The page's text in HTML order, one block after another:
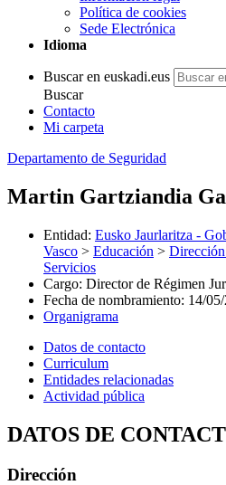
Política de cookies
Sede Electrónica
Idioma
Buscar en euskadi.eus
Buscar
Contacto
Mi carpeta
Departamento de Seguridad
Martin Gartziandia
Entidad: Eusko Jaurlaritza -
Vasco > Educación >
Servicios
Cargo: Director de Régimen
Fecha de nombramiento: 14/
Organigrama
Datos de contacto
Curriculum
Entidades relacionadas
Actividad pública
DATOS DE
Dirección